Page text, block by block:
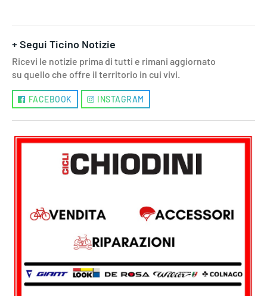
+ Segui Ticino Notizie
Ricevi le notizie prima di tutti e rimani aggiornato
su quello che offre il territorio in cui vivi.
FACEBOOK INSTAGRAM